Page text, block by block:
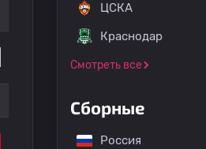
ЦСКА
Краснодар
Смотреть все
Сборные
Россия